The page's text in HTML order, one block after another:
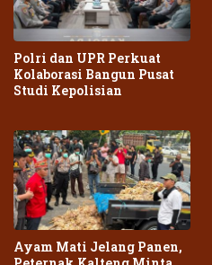
Polri dan UPR Perkuat
Kolaborasi Bangun Pusat
Studi Kepolisian
Ayam Mati Jelang Panen,